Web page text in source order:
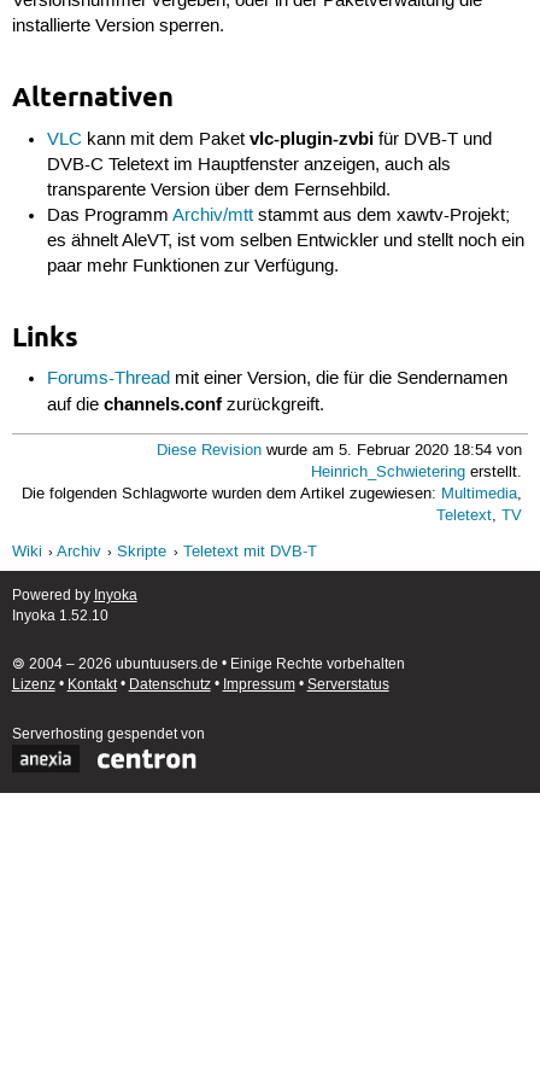
installierte Version sperren.
Alternativen
VLC kann mit dem Paketvlc-plugin-zvbi für DVB-T und
DVB-C Teletext im Hauptfenster anzeigen, auch als
transparente Version über dem Fernsehbild.
Das ProgrammArchiv/mtt stammt aus dem xawtv-Projekt;
es ähnelt AleVT, ist vom selben Entwickler und stellt noch ein
paar mehr Funktionen zur Verfügung.
Links
Forums-Thread mit einer Version, die für die Sendernamen
auf diechannels.conf zurückgreift.
Diese Revision wurde am 5. Februar 2020 18:54 von
Heinrich_Schwietering erstellt.
Die folgenden Schlagworte wurden dem Artikel zugewiesen: Multimedia,
Teletext,TV
Wiki
Archiv Skripte Teletext mit DVB-T
Powered by Inyoka
Inyoka 1.52.10
🄯 2004 – 2026 ubuntuusers.de • Einige Rechte vorbehalten
Lizenz• Kontakt• Datenschutz• Impressum• Serverstatus
Serverhosting gespendet von